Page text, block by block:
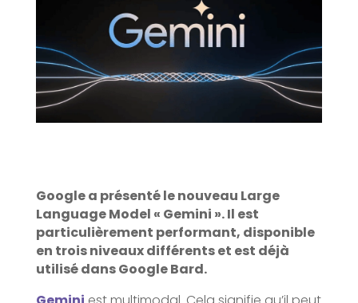
Google a présenté le nouveau Large
Language Model « Gemini ». Il est
particulièrement performant, disponible
en trois niveaux différents et est déjà
utilisé dans Google Bard.